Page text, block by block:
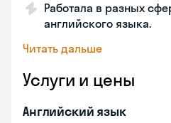
Работала в разных
английского языка.
Читать дальше
Услуги и цены
Английский язык